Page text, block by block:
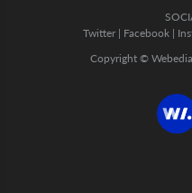
Twitter | Facebook |
Copyright ©